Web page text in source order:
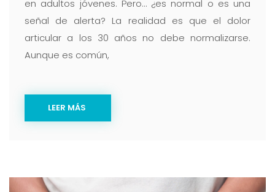
en adultos jóvenes. Pero… ¿es normal o es una
señal de alerta? La realidad es que el dolor
articular a los 30 años no debe normalizarse.
Aunque es común,
LEER MÁS